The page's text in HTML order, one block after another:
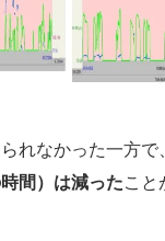
れなかった一方で、
間）は減ったこと